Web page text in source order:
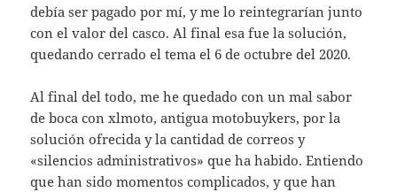
debía ser pagado por mí, y me lo reintegrarían junto
con el valor del casco. Al final esa fue la solución,
quedando cerrado el tema el 6 de octubre del 2020.
Al final del todo, me he quedado con un mal sabor
de boca con xlmoto, antigua motobuykers, por la
solución ofrecida y la cantidad de correos y
«silencios administrativos» que ha habido. Entiendo
que han sido momentos complicados, y que han